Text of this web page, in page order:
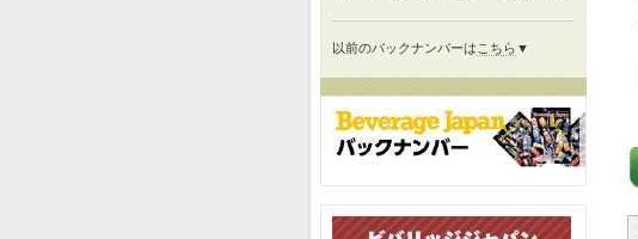
以前のバックナンバーは こちら ▼